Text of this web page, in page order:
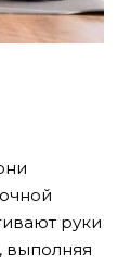
руки
выполняя